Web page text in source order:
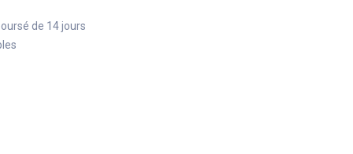
de 14 jours